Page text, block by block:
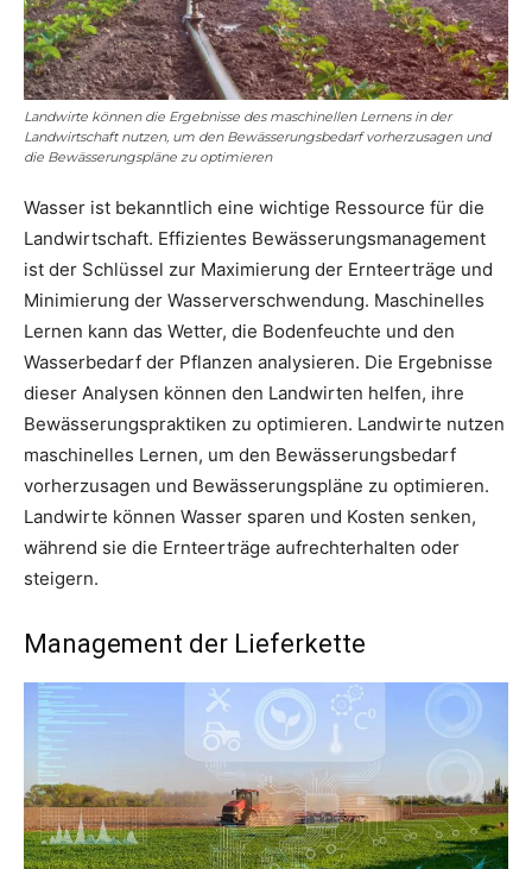
Landwirte können die Ergebnisse des maschinellen Lernens in der
Landwirtschaft nutzen, um den Bewässerungsbedarf vorherzusagen und
die Bewässerungspläne zu optimieren
Wasser ist bekanntlich eine wichtige Ressource für die
Landwirtschaft. Effizientes Bewässerungsmanagement
ist der Schlüssel zur Maximierung der Ernteerträge und
Minimierung der Wasserverschwendung. Maschinelles
Lernen kann das Wetter, die Bodenfeuchte und den
Wasserbedarf der Pflanzen analysieren. Die Ergebnisse
dieser Analysen können den Landwirten helfen, ihre
Bewässerungspraktiken zu optimieren. Landwirte nutzen
maschinelles Lernen, um den Bewässerungsbedarf
vorherzusagen und Bewässerungspläne zu optimieren.
Landwirte können Wasser sparen und Kosten senken,
während sie die Ernteerträge aufrechterhalten oder
steigern.
Management der Lieferkette